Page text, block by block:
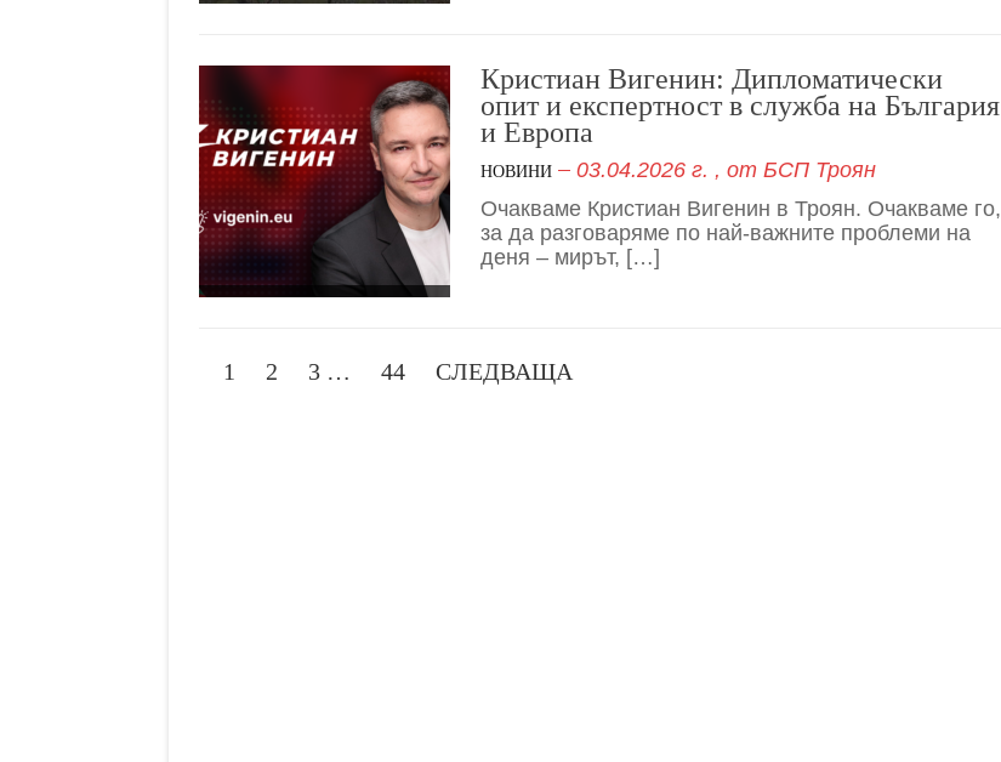
Кристиан Вигенин: Дипломатически
опит и експертност в служба на България
и Европа
НОВИНИ 03.04.2026 г. , от БСП Троян
Очакваме Кристиан Вигенин в Троян. Очакваме го,
за да разговаряме по най-важните проблеми на
деня – мирът, […]
1 2 3 … 44 СЛЕДВАЩА